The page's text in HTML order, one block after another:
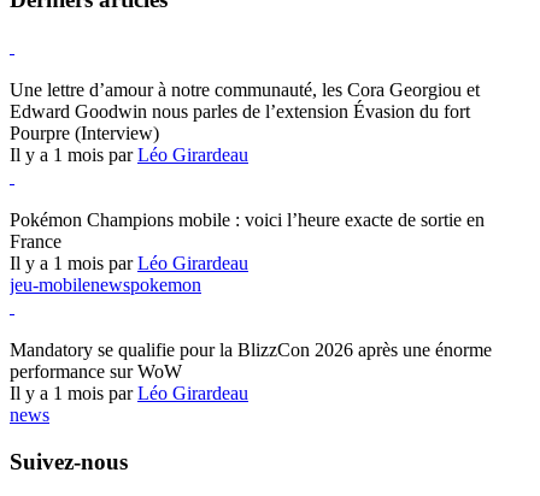
Une lettre d’amour à notre communauté, les Cora Georgiou et
Edward Goodwin nous parles de l’extension Évasion du fort
Pourpre (Interview)
Il y a 1 mois parLéo Girardeau
Pokémon Champions mobile : voici l’heure exacte de sortie en
France
Il y a 1 mois parLéo Girardeau
jeu-mobilenewspokemon
Mandatory se qualifie pour la BlizzCon 2026 après une énorme
performance sur WoW
Il y a 1 mois parLéo Girardeau
news
Suivez-nous